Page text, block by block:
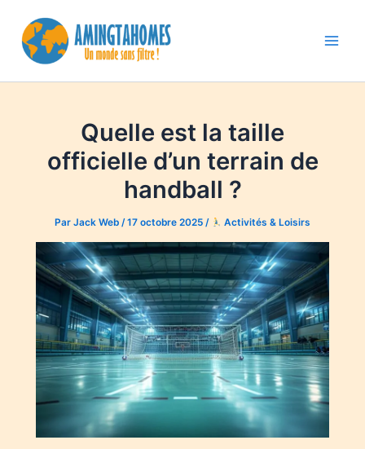
contenu
Quelle est la taille
officielle d’un terrain de
handball ?
Par Jack Web /17 octobre 2025 / Activités & Loisirs